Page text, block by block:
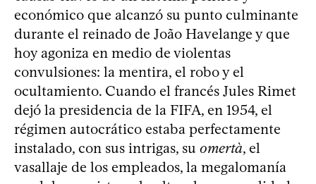
económico que alcanzó su punto culminante
durante el reinado de João Havelange y que
hoy agoniza en medio de violentas
convulsiones: la mentira, el robo y el
ocultamiento. Cuando el francés Jules Rimet
dejó la presidencia de la FIFA, en 1954, el
régimen autocrático estaba perfectamente
instalado, con sus intrigas, su omertà, el
vasallaje de los empleados, la megalomanía